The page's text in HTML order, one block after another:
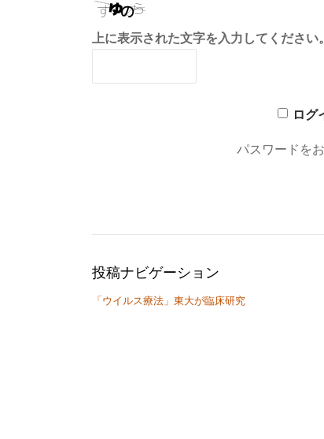
上に表示された文字を入力してください。
ログ
パスワードを
投稿ナビゲーション
「ウイルス療法」東大が臨床研究